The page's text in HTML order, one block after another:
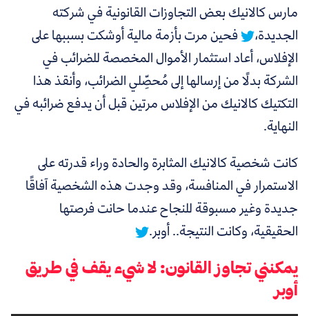
مارس كالانيك بعض التجاوزات القانونية في شركته
الجديدة،
فحين مرت بأزمة مالية أوشكت بسببها على
الإفلاس، أعاد استثمار الأموال المخصصة للضرائب في
الشركة بدلًا من إرسالها إلى مُحصِّلي الضرائب، وأنقذ هذا
التكتيك كالانيك من الإفلاس مرتين قبل أن يدفع ضرائبه في
النهاية.
كانت شخصية كالانيك المثابرة والحادة وراء قدرته على
الاستمرار في المنافسة، وقدوجدت هذه الشخصية آفاقًا
جديدة وغير مسبوقة للنجاح عندما حانت فرصتها
الحقيقية، وكانت النتيجة.. أوبر.
يمكنني تجاوز القانون: لا شيء يقف في طريق
أوبر